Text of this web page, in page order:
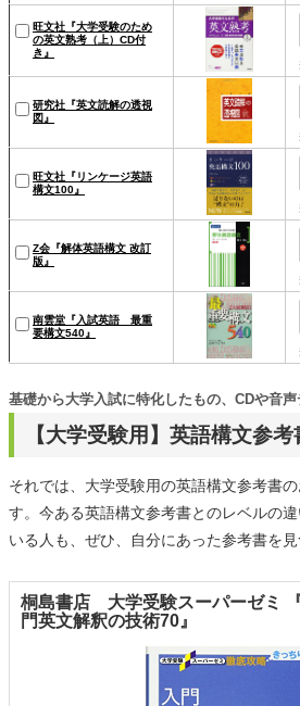
旺文社『大学受験のため
の英文熟考（上）CD付
き』
研究社『英文読解の透視
図』
旺文社『リンケージ英語
構文100』
Z会『解体英語構文 改訂
版』
南雲堂『入試英語 最重
要構文540』
【大学受験用】英語構文参
基礎から大学入試に特化したもの、CDや音
それでは、大学受験用の英語構文参考書
す。今ある英語構文参考書とのレベルの
いる人も、ぜひ、自分にあった参考書を見
桐島書店 大学受験スーパーゼミ
門英文解釈の技術70』